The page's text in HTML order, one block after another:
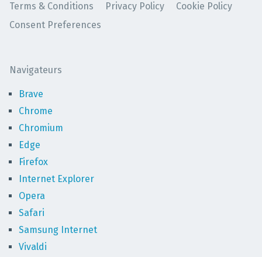
Terms & Conditions
Privacy Policy
Cookie Policy
Consent Preferences
Navigateurs
Brave
Chrome
Chromium
Edge
Firefox
Internet Explorer
Opera
Safari
Samsung Internet
Vivaldi